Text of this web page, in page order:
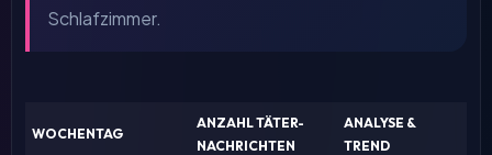
Schlafzimmer.
WOCHENTAG
ANZAHL TÄTER-
NACHRICHTEN
ANALYSE &
TREND